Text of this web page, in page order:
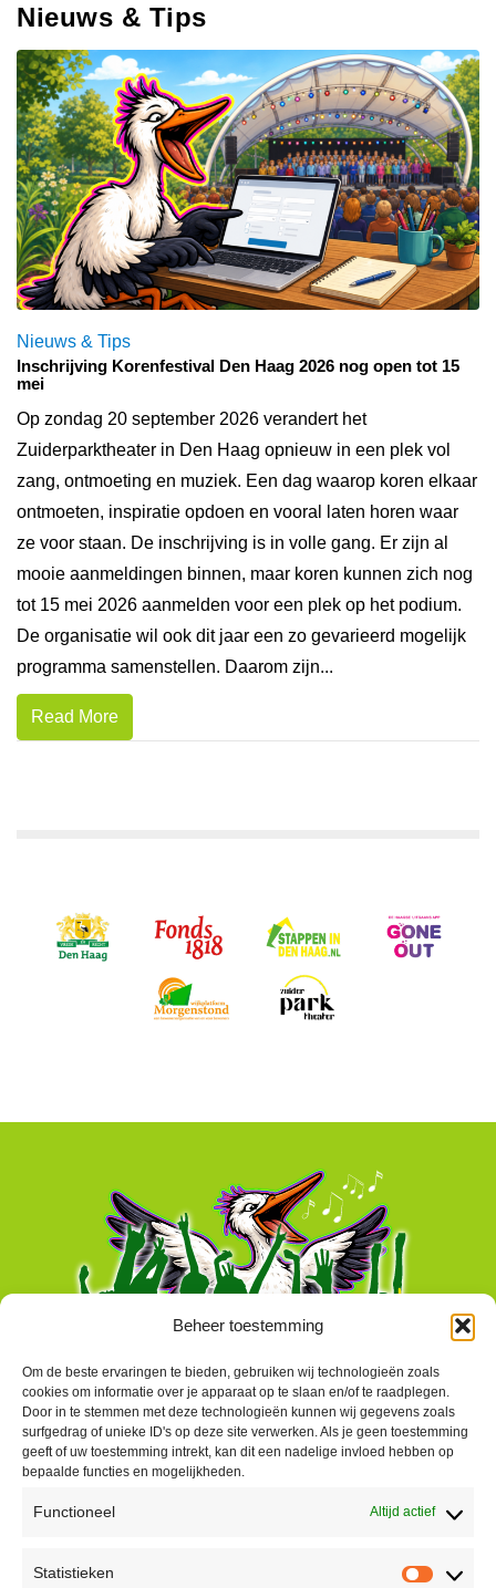
Beheer toestemming
Om de beste ervaringen te bieden, gebruiken wij technologieën zoals
cookies om informatie over je apparaat op te slaan en/of te raadplegen.
Door in te stemmen met deze technologieën kunnen wij gegevens zoals
surfgedrag of unieke ID's op deze site verwerken. Als je geen toestemming
geeft of uw toestemming intrekt, kan dit een nadelige invloed hebben op
bepaalde functies en mogelijkheden.
Functioneel Altijd actief
Statistieken
Nieuws & Tips
Nieuws & Tips
Inschrijving Korenfestival Den Haag 2026 nog open tot 15
mei
Op zondag 20 september 2026 verandert het
Zuiderparktheater in Den Haag opnieuw in een plek vol
zang, ontmoeting en muziek. Een dag waarop koren elkaar
ontmoeten, inspiratie opdoen en vooral laten horen waar
ze voor staan. De inschrijving is in volle gang. Er zijn al
mooie aanmeldingen binnen, maar koren kunnen zich nog
tot 15 mei 2026 aanmelden voor een plek op het podium.
De organisatie wil ook dit jaar een zo gevarieerd mogelijk
programma samenstellen. Daarom zijn...
Read More
Peter Vergroesen